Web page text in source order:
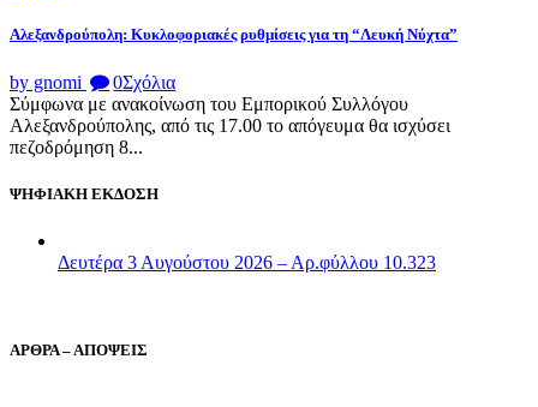
Αλεξανδρούπολη: Κυκλοφοριακές ρυθμίσεις για τη “Λευκή Νύχτα”
by gnomi 0Σχόλια
Σύμφωνα με ανακοίνωση του Εμπορικού Συλλόγου
Αλεξανδρούπολης, από τις 17.00 το απόγευμα θα ισχύσει
πεζοδρόμηση 8...
ΨΗΦΙΑΚΗ ΕΚΔΟΣΗ
Δευτέρα 3 Αυγούστου 2026 – Αρ.φύλλου 10.323
ΑΡΘΡΑ – ΑΠΟΨΕΙΣ